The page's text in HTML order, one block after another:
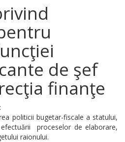
de şef
finanţe
:
politicii bugetar-fiscale a statului,
proceselor de elaborare,
raionului.